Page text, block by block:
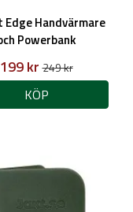
Edge Handvärmare
Powerbank
199 kr249 kr
KÖP